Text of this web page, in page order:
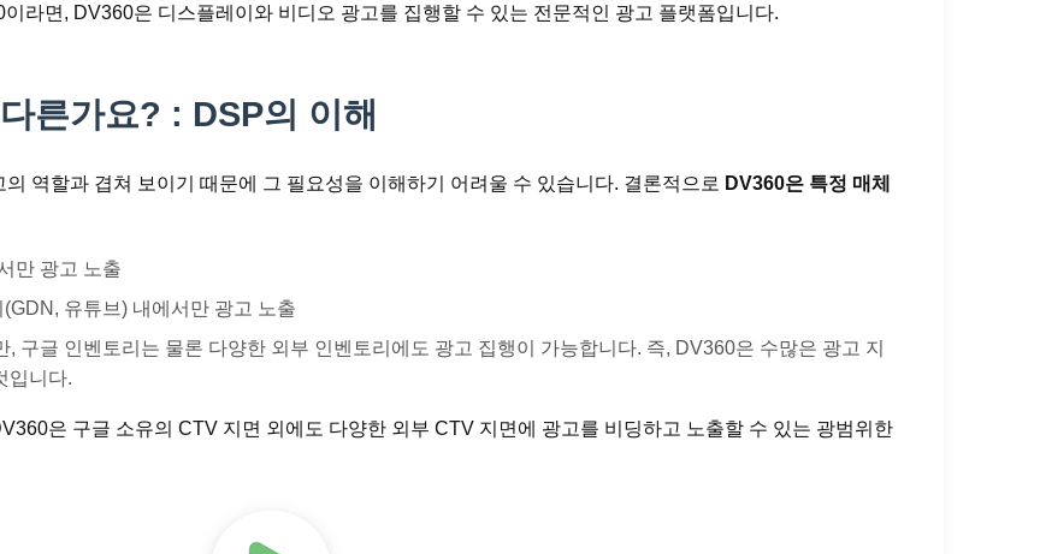
라면, DV360은 디스플레이와 비디오 광고를 집행할 수 있는 전문적인 광고 플랫폼입니다.
른가요? : DSP의 이해
역할과 겹쳐 보이기 때문에 그 필요성을 이해하기 어려울 수 있습니다. 결론적으로 DV360은 특정 매체
만 광고 노출
유튜브) 내에서만 광고 노출
, 구글 인벤토리는 물론 다양한 외부 인벤토리에도 광고 집행이 가능합니다. 즉, DV360은 수많은 광고 지
입니다.
은 구글 소유의 CTV 지면 외에도 다양한 외부 CTV 지면에 광고를 비딩하고 노출할 수 있는 광범위한